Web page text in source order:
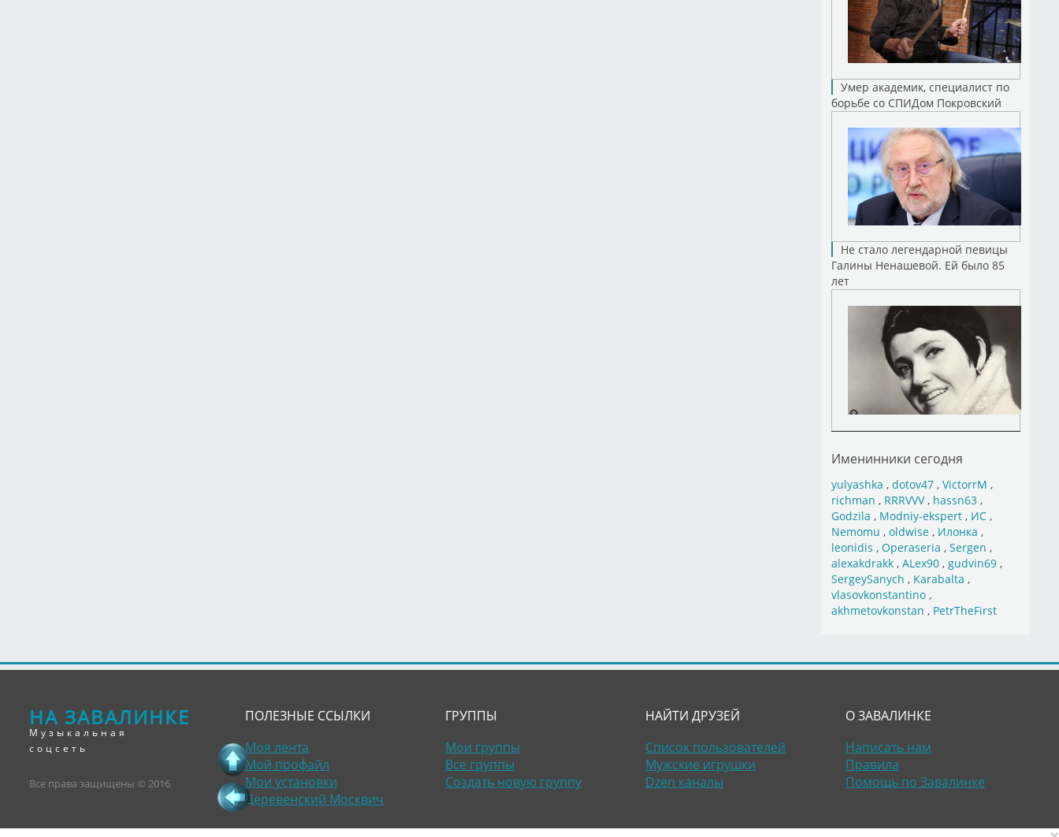
Умер академик, специалист по
борьбе со СПИДом Покровский
Не стало легендарной певицы
Галины Ненашевой. Ей было 85
лет
Именинники сегодня
yulyashka , dotov47, VictorrM ,
richman , RRRVVV, hassn63,
Godzila , Modniy-ekspert, ИС,
Nemomu , oldwise, Илонка ,
leonidis , Operaseria , Sergen ,
alexakdrakk, ALex90, gudvin69,
SergeySanych , Karabalta ,
vlasovkonstantino,
akhmetovkonstan , PetrTheFirst
НА ЗАВАЛИНКЕ
Музыкальная
соцсеть
Все права защищены © 2016
ПОЛЕЗНЫЕ ССЫЛКИ
Моя лента
Мой профайл
Мои установки
Деревенский Москвич
ГРУППЫ
Мои группы
Все группы
Создать новую группу
НАЙТИ ДРУЗЕЙ
Список пользователей
Мужские игрушки
Dzen каналы
О ЗАВАЛИНКЕ
Написать нам
Правила
Помощь по Завалинке